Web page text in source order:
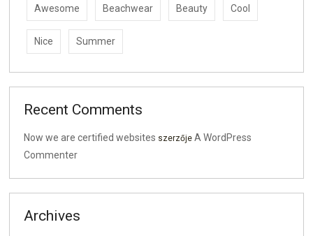
Awesome Beachwear Beauty Cool
Nice Summer
Recent Comments
Now we are certified websites szerzője A WordPress
Commenter
Archives